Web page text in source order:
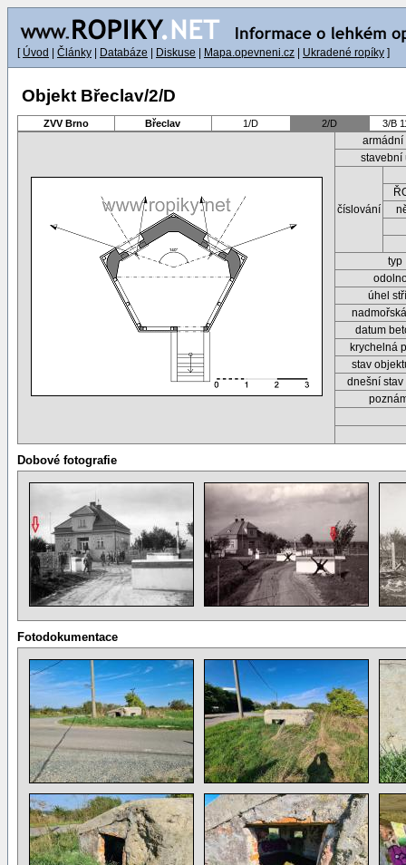
[ Úvod Články Databáze Diskuse Mapa.opevneni.cz Ukradené ropíky ]
Objekt Břeclav/2/D
ZVV Brno Břeclav 1/D 2/D 3/B
armádní
stavební
číslování
typ
úhel
datum
krychelná
stav
dnešní
Dobové fotografie
Fotodokumentace